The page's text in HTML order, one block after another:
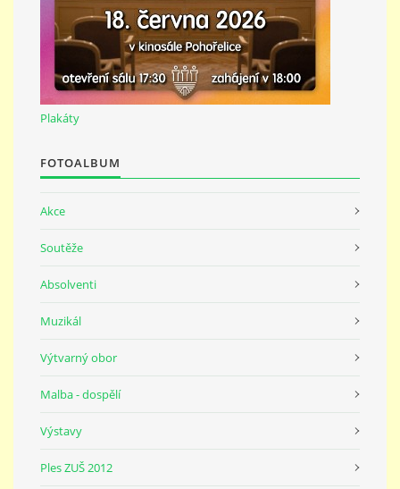
ZUŠ Pohořelice
Školní 462
Pohořelice
691 23
Plakáty
FOTOALBUM
Akce
Soutěže
Absolventi
Muzikál
Výtvarný obor
Malba - dospělí
Výstavy
Ples ZUŠ 2012